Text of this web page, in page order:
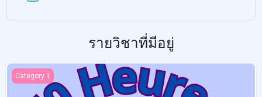
รายวิชาที่มีอยู่
Statistiques et recherches
Category 1